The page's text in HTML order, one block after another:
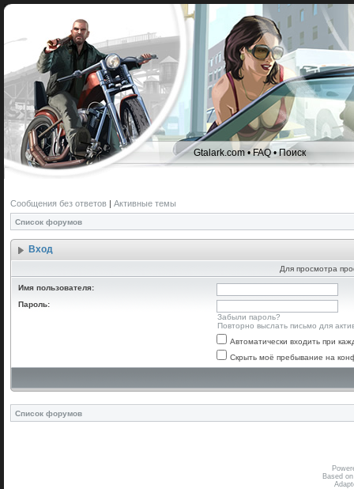
Gtalark.com •FAQ•Поиск
Сообщения без ответов | Активные темы
Список форумов
Вход
Для просмотра
Имя пользователя:
Пароль:
Забыли пароль?
Повторно выслать письмо для
Автоматически входить при
Скрыть моё пребывание на
Список форумов
Based